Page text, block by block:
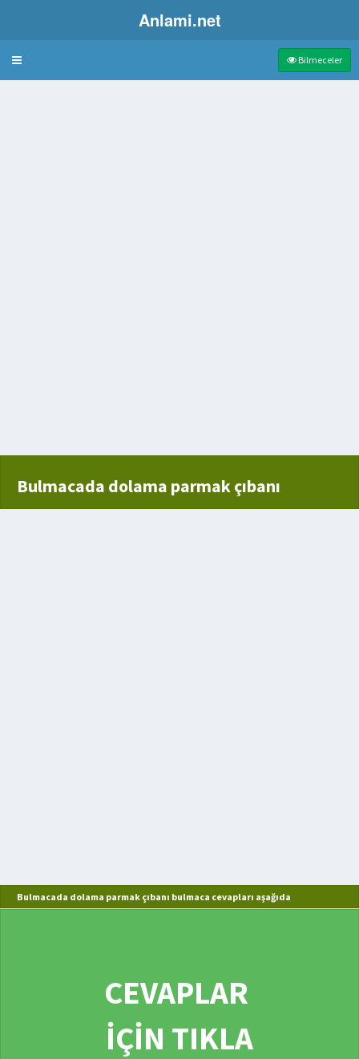
Anlami.net
Bulmaca Bilmeceler
Bulmacada dolama parmak çıbanı
Bulmacada dolama parmak çıbanı bulmaca cevapları aşağıda
CEVAPLAR
İÇİN TIKLA